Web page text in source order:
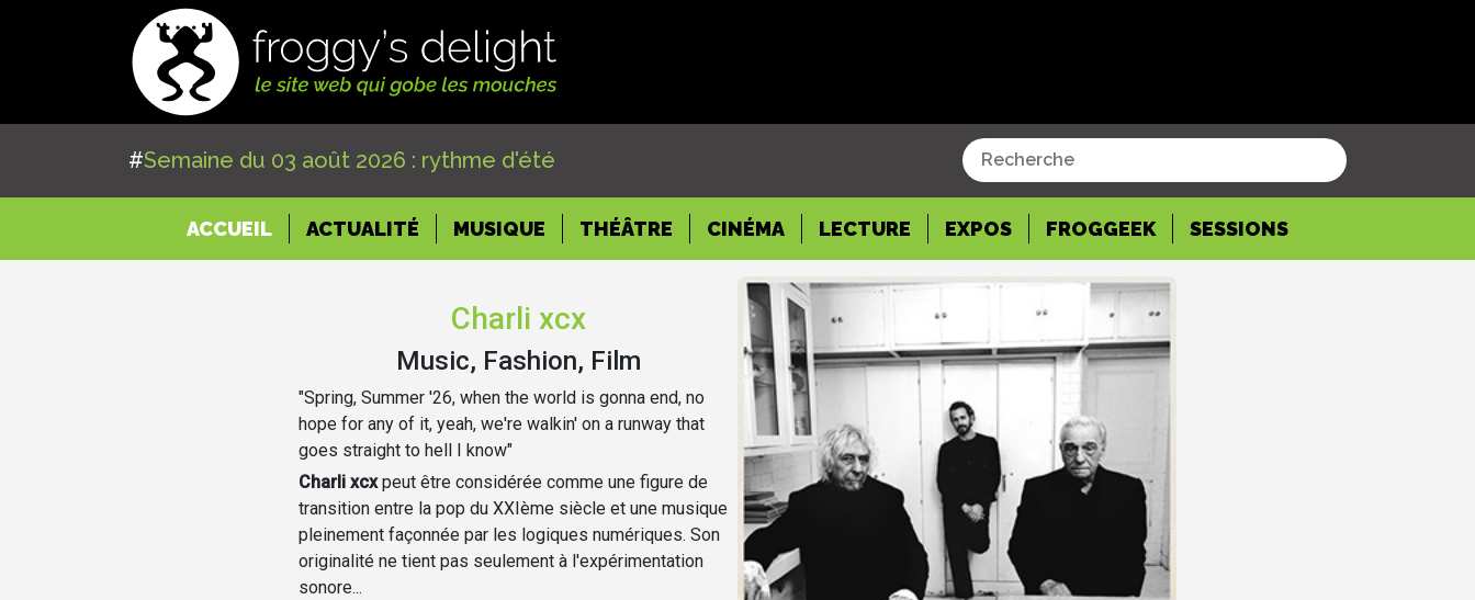
#Semaine du 03 août 2026 : rythme d'été
ACCUEIL(CURRENT)
ACTUALITÉ MUSIQUE THÉÂTRE CINÉMA LECTURE EXPOS FROGGEEK SESSIONS
Charli xcx
Music, Fashion, Film
"Spring, Summer '26, when the world is gonna end, no
hope for any of it, yeah, we're walkin' on a runway that
goes straight to hell I know"
Charli xcxpeut être considérée comme une figure de
transition entre la pop du XXIème siècle et une musique
pleinement façonnée par les logiques numériques. Son
originalité ne tient pas seulement à l'expérimentation
sonore...